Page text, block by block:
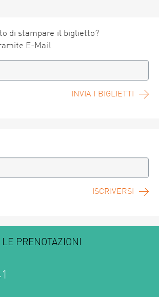
di stampare il biglietto?
E-Mail
INVIA I BIGLIETTI
ISCRIVERSI
PRENOTAZIONI